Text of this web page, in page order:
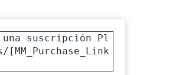
una suscripción Pl